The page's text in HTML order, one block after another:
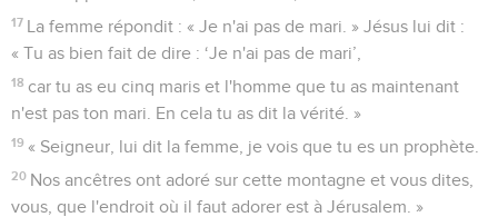
17 La femme répondit : « Je n'ai pas de mari. » Jésus lui dit :
« Tu as bien fait de dire : ‘Je n'ai pas de mari’,
18 car tu as eu cinq maris et l'homme que tu as maintenant
n'est pas ton mari. En cela tu as dit la vérité. »
19 « Seigneur, lui dit la femme, je vois que tu es un prophète.
20 Nos ancêtres ont adoré sur cette montagne et vous dites,
vous, que l'endroit où il faut adorer est à Jérusalem. »